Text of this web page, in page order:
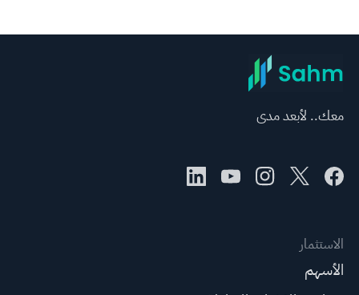
معك.. لأبعد مدى
الاستثمار
الأسهم